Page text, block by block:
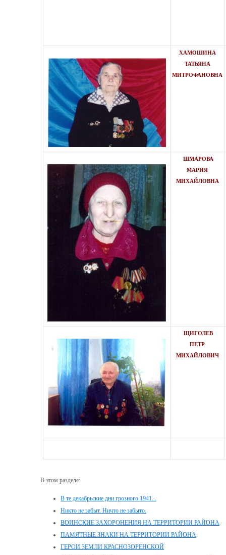
ХАМОШИНА
ТАТЬЯНА
МИТРОФАНОВНА
ШМАРОВА
МАРИЯ
МИХАЙЛОВНА
ЩИГОЛЕВ
ПЕТР
МИХАЙЛОВИЧ
В этом разделе:
В те декабрьские дни грозного 1941...
Никто не забыт. Ничто не забыто.
ВОИНСКИЕ ЗАХОРОНЕНИЯ НА ТЕРРИТОРИИ РАЙОНА
ПАМЯТНЫЕ ЗНАКИ НА ТЕРРИТОРИИ РАЙОНА
ГЕРОИ ЗЕМЛИ КРАСНОЗОРЕНСКОЙ